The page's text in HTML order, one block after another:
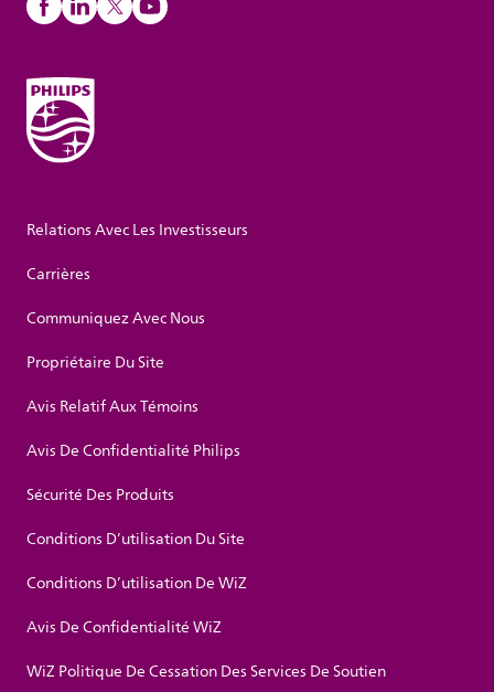
Relations Avec Les Investisseurs
Carrières
Communiquez Avec Nous
Propriétaire Du Site
Avis Relatif Aux Témoins
Avis De Confidentialité Philips
Sécurité Des Produits
Conditions D’utilisation Du Site
Conditions D’utilisation De WiZ
Avis De Confidentialité WiZ
WiZ Politique De Cessation Des Services De Soutien